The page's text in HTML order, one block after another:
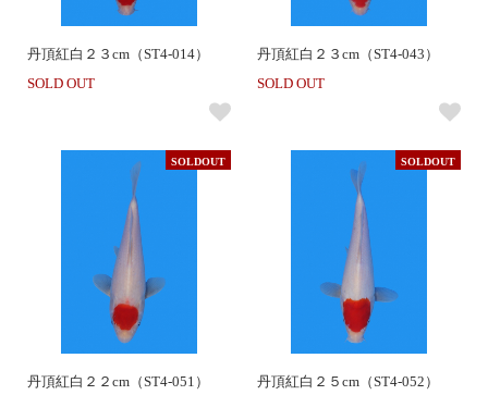
丹頂紅白２３cm（ST4-014）
SOLD OUT
丹頂紅白２３cm（ST4-043）
SOLD OUT
SOLDOUT
丹頂紅白２２cm（ST4-051）
SOLDOUT
丹頂紅白２５cm（ST4-052）